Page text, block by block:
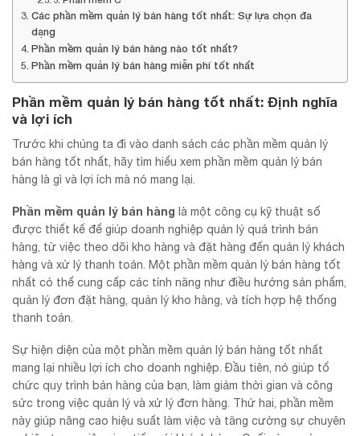
Các phần mềm quản lý bán hàng tốt nhất: Sự lựa chọn đa
dạng
Phần mềm quản lý bán hàng nào tốt nhất?
Phần mềm quản lý bán hàng miễn phí tốt nhất
Phần mềm quản lý bán hàng tốt nhất: Định nghĩa
và lợi ích
Trước khi chúng ta đi vào danh sách các phần mềm quản lý
bán hàng tốt nhất, hãy tìm hiểu xem phần mềm quản lý bán
hàng là gì và lợi ích mà nó mang lại.
Phần mềm quản lý bán hàng là một công cụ kỹ thuật số
được thiết kế để giúp doanh nghiệp quản lý quá trình bán
hàng, từ việc theo dõi kho hàng và đặt hàng đến quản lý khách
hàng và xử lý thanh toán. Một phần mềm quản lý bán hàng tốt
nhất có thể cung cấp các tính năng như điều hướng sản phẩm,
quản lý đơn đặt hàng, quản lý kho hàng, và tích hợp hệ thống
thanh toán.
Sự hiện diện của một phần mềm quản lý bán hàng tốt nhất
mang lại nhiều lợi ích cho doanh nghiệp. Đầu tiên, nó giúp tổ
chức quy trình bán hàng của bạn, làm giảm thời gian và công
sức trong việc quản lý và xử lý đơn hàng. Thứ hai, phần mềm
này giúp nâng cao hiệu suất làm việc và tăng cường sự chuyên